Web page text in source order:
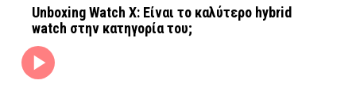
Unboxing Watch X: Είναι το καλύτερο hybrid
watch στην κατηγορία του;